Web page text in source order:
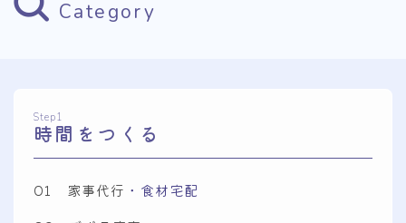
Category
Step1
時間をつくる
01 家事代行 ・食材宅配